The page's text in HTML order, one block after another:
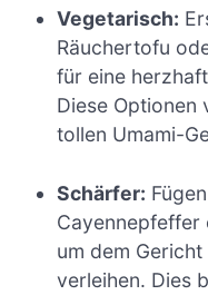
Vegetarisch:
Räuchertofu
für eine
Diese Optionen
tollen Umami-
Schärfer:
Cayennepfeffer
um dem
verleihen. Dies